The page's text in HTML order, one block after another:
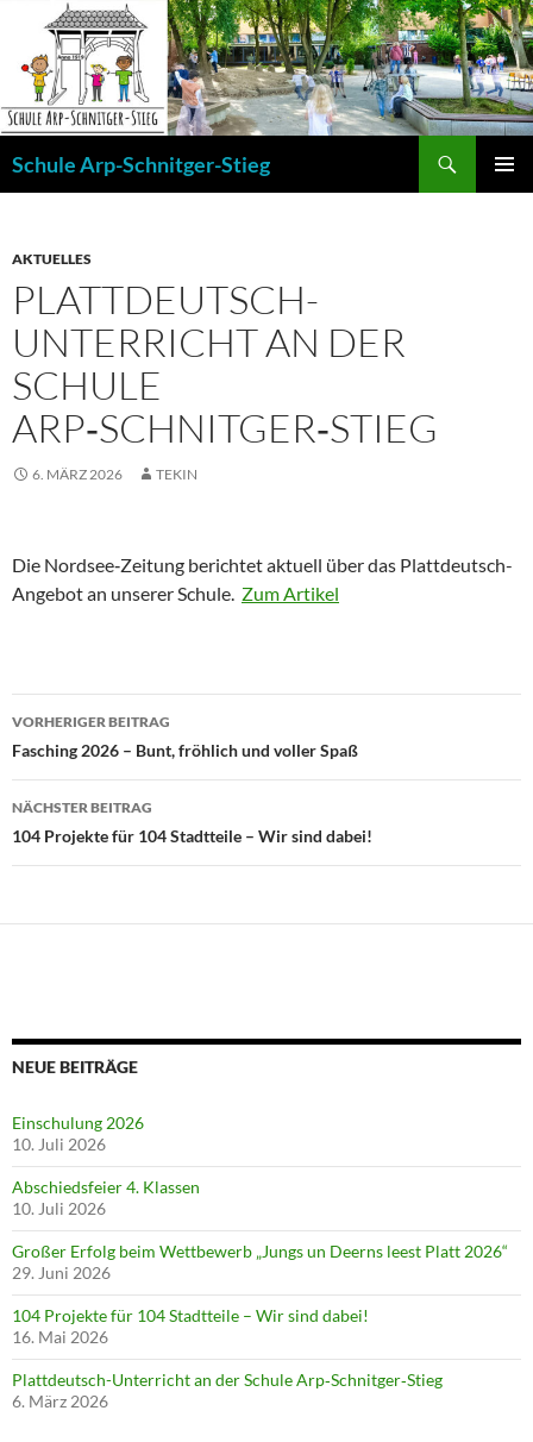
springen
Schule Arp-Schnitger-Stieg
AKTUELLES
PLATTDEUTSCH-
UNTERRICHT AN DER
SCHULE
ARP‑SCHNITGER‑STIEG
6. MÄRZ 2026 TEKIN
Die Nordsee‑Zeitung berichtet aktuell über das Plattdeutsch-
Angebot an unserer Schule. Zum Artikel
Beitragsnavigation
VORHERIGER BEITRAG
Fasching 2026 – Bunt, fröhlich und voller Spaß
NÄCHSTER BEITRAG
104 Projekte für 104 Stadtteile – Wir sind dabei!
NEUE BEITRÄGE
Einschulung 2026
10. Juli 2026
Abschiedsfeier 4. Klassen
10. Juli 2026
Großer Erfolg beim Wettbewerb „Jungs un Deerns leest Platt 2026“
29. Juni 2026
104 Projekte für 104 Stadtteile – Wir sind dabei!
16. Mai 2026
Plattdeutsch-Unterricht an der Schule Arp‑Schnitger‑Stieg
6. März 2026